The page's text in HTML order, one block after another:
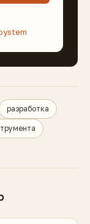
разработка